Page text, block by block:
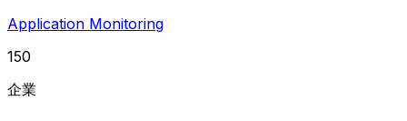
Application Monitoring
150
企業